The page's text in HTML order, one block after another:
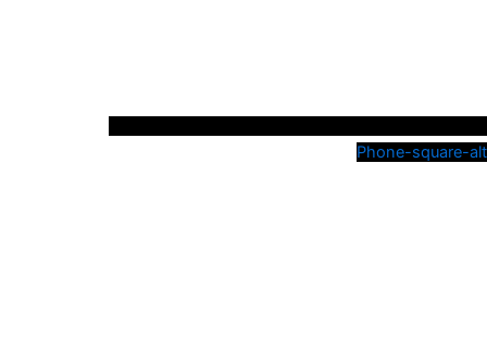
Phone-square-alt